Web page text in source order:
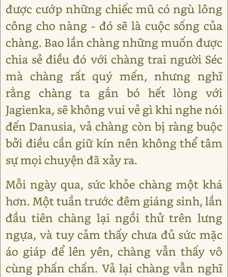
được cướp những chiếc mũ có ngù lông
công cho nàng - đó sẽ là cuộc sống của
chàng. Bao lần chàng những muốn được
chia sẻ điều đó với chàng trai người Séc
mà chàng rất quý mến, nhưng nghĩ
rằng chàng ta gắn bó hết lòng với
Jagienka, sẽ không vui vẻ gì khi nghe nói
đến Danusia, vả chàng còn bị ràng buộc
bởi điều cần giữ kín nên không thể tâm
sự mọi chuyện đã xảy ra.
Mỗi ngày qua, sức khỏe chàng một khá
hơn. Một tuần trước đêm giáng sinh, lần
đầu tiên chàng lại ngồi thử trên lưng
ngựa, và tuy cảm thấy chưa đủ sức mặc
áo giáp để lên yên, chàng vẫn thấy vô
cùng phấn chấn. Vả lại chàng vẫn nghĩ